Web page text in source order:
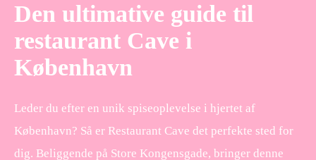
Den ultimative guide til
restaurant Cave i
København
Leder du efter en unik spiseoplevelse i hjertet af
København? Så er Restaurant Cave det perfekte sted for
dig. Beliggende på Store Kongensgade, bringer denne